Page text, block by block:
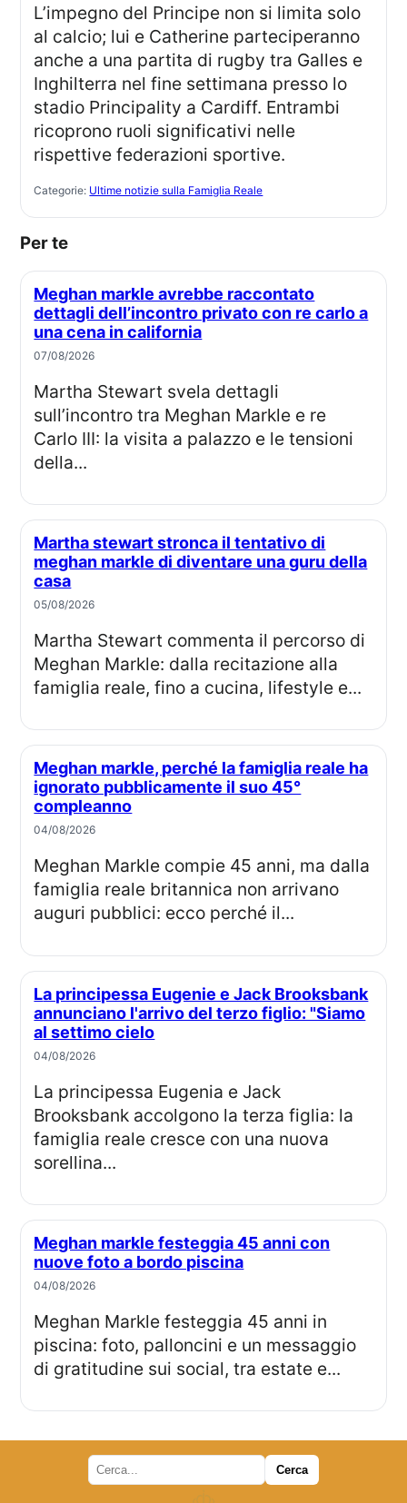
L’impegno del Principe non si limita solo
al calcio; lui e Catherine parteciperanno
anche a una partita di rugby tra Galles e
Inghilterra nel fine settimana presso lo
stadio Principality a Cardiff. Entrambi
ricoprono ruoli significativi nelle
rispettive federazioni sportive.
Categorie: Ultime notizie sulla Famiglia Reale
Per te
Meghan markle avrebbe raccontato
dettagli dell’incontro privato con re carlo a
una cena in california
07/08/2026
Martha Stewart svela dettagli
sull’incontro tra Meghan Markle e re
Carlo III: la visita a palazzo e le tensioni
della...
Martha stewart stronca il tentativo di
meghan markle di diventare una guru della
casa
05/08/2026
Martha Stewart commenta il percorso di
Meghan Markle: dalla recitazione alla
famiglia reale, fino a cucina, lifestyle e...
Meghan markle, perché la famiglia reale ha
ignorato pubblicamente il suo 45°
compleanno
04/08/2026
Meghan Markle compie 45 anni, ma dalla
famiglia reale britannica non arrivano
auguri pubblici: ecco perché il...
La principessa Eugenie e Jack Brooksbank
annunciano l'arrivo del terzo figlio: "Siamo
al settimo cielo
04/08/2026
La principessa Eugenia e Jack
Brooksbank accolgono la terza figlia: la
famiglia reale cresce con una nuova
sorellina...
Meghan markle festeggia 45 anni con
nuove foto a bordo piscina
04/08/2026
Meghan Markle festeggia 45 anni in
piscina: foto, palloncini e un messaggio
di gratitudine sui social, tra estate e...